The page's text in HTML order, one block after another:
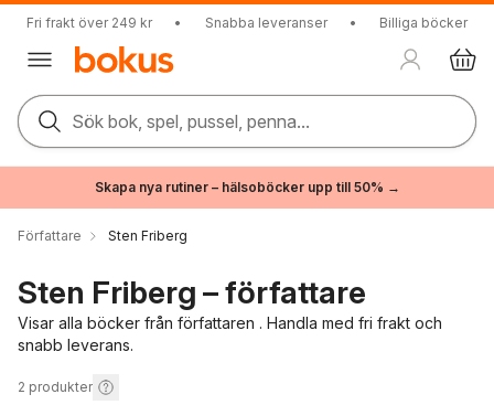
Fri frakt över 249 kr • Snabba leveranser • Billiga böcker
Sök bok, spel, pussel, penna...
Skapa nya rutiner – hälsoböcker upp till 50% →
Författare Sten Friberg
Sten Friberg – författare
Visar alla böcker från författaren . Handla med fri frakt och
snabb leverans.
2 produkter